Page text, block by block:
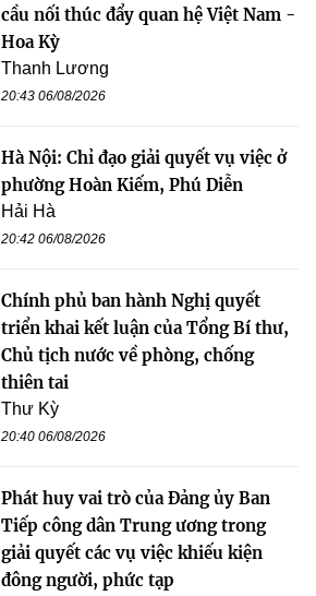
cầu nối thúc đẩy quan hệ Việt Nam -
Hoa Kỳ
Thanh Lương
20:43 06/08/2026
Hà Nội: Chỉ đạo giải quyết vụ việc ở
phường Hoàn Kiếm, Phú Diễn
Hải Hà
20:42 06/08/2026
Chính phủ ban hành Nghị quyết
triển khai kết luận của Tổng Bí thư,
Chủ tịch nước về phòng, chống
thiên tai
Thư Kỳ
20:40 06/08/2026
Phát huy vai trò của Đảng ủy Ban
Tiếp công dân Trung ương trong
giải quyết các vụ việc khiếu kiện
đông người, phức tạp